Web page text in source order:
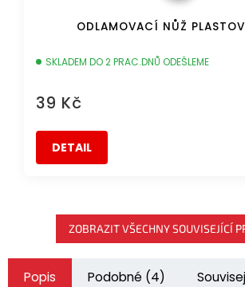
ODLAMOVACÍ NŮŽ
SKLADEM DO 2 PRAC.DNŮ ODEŠLEME
39 Kč
DETAIL
ZOBRAZIT VŠECHNY SOUVISEJÍCÍ
Popis Podobné (4)